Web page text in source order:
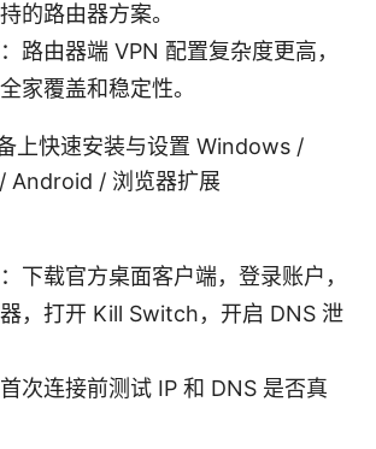
的路由器方案。
路由器端 VPN 配置复杂度更高，
家覆盖和稳定性。
上快速安装与设置 Windows /
Android / 浏览器扩展
下载官方桌面客户端，登录账户，
，打开 Kill Switch，开启 DNS 泄
次连接前测试 IP 和 DNS 是否真